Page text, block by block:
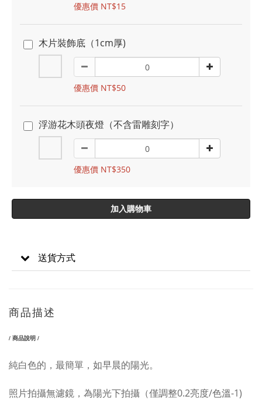
優惠價 NT$15
木片裝飾底（1cm厚)
優惠價 NT$50
浮游花木頭夜燈（不含雷雕刻字）
優惠價 NT$350
加入購物車
送貨方式
商品描述
/ 商品說明 /
純白色的，最簡單，如早晨的陽光。
照片拍攝無濾鏡，為陽光下拍攝（僅調整0.2亮度/色溫-1)